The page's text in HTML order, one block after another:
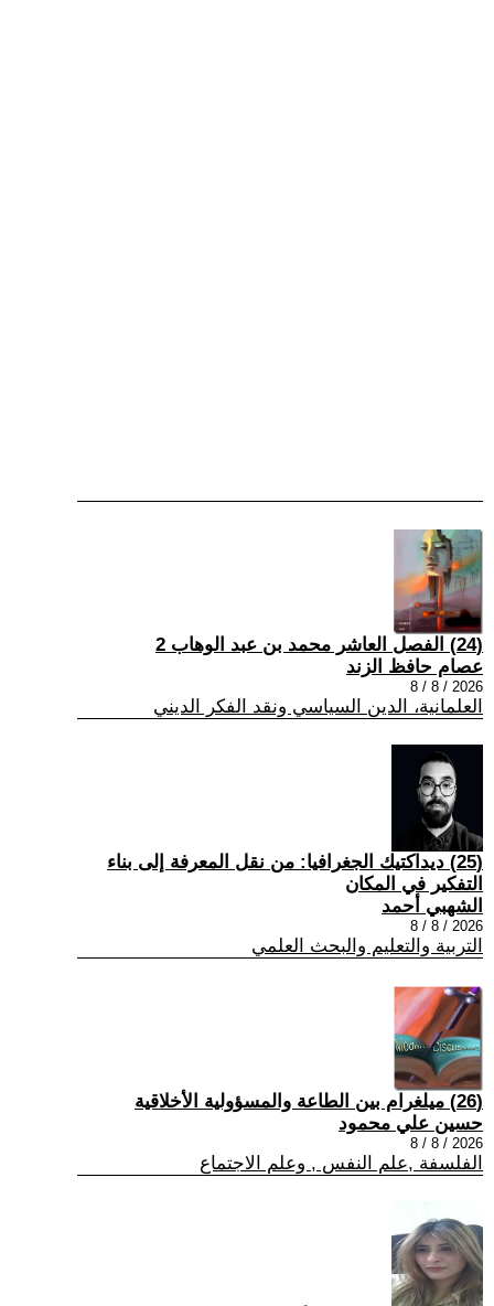
(24) الفصل العاشر محمد بن عبد الوهاب 2
عصام حافظ الزند
2026 / 8 / 8
العلمانية، الدين السياسي ونقد الفكر الديني
(25) ديداكتيك الجغرافيا: من نقل المعرفة إلى بناء
التفكير في المكان
الشهبي أحمد
2026 / 8 / 8
التربية والتعليم والبحث العلمي
(26) ميلغرام بين الطاعة والمسؤولية الأخلاقية
حسين علي محمود
2026 / 8 / 8
الفلسفة ,علم النفس , وعلم الاجتماع